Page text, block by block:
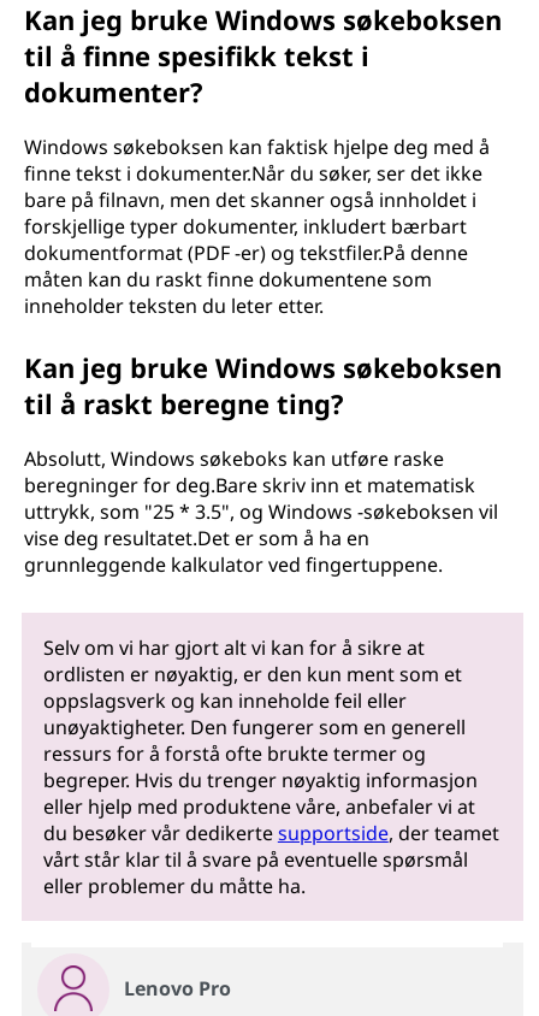
Kan jeg bruke Windows søkeboksen
til å finne spesifikk tekst i
dokumenter?
Windows søkeboksen kan faktisk hjelpe deg med å
finne tekst i dokumenter.Når du søker, ser det ikke
bare på filnavn, men det skanner også innholdet i
forskjellige typer dokumenter, inkludert bærbart
dokumentformat (PDF -er) og tekstfiler.På denne
måten kan du raskt finne dokumentene som
inneholder teksten du leter etter.
Kan jeg bruke Windows søkeboksen
til å raskt beregne ting?
Absolutt, Windows søkeboks kan utføre raske
beregninger for deg.Bare skriv inn et matematisk
uttrykk, som "25 * 3.5", og Windows -søkeboksen vil
vise deg resultatet.Det er som å ha en
grunnleggende kalkulator ved fingertuppene.
Selv om vi har gjort alt vi kan for å sikre at
ordlisten er nøyaktig, er den kun ment som et
oppslagsverk og kan inneholde feil eller
unøyaktigheter. Den fungerer som en generell
ressurs for å forstå ofte brukte termer og
begreper. Hvis du trenger nøyaktig informasjon
eller hjelp med produktene våre, anbefaler vi at
du besøker vår dedikertesupportside, der teamet
vårt står klar til å svare på eventuelle spørsmål
eller problemer du måtte ha.
Lenovo Pro